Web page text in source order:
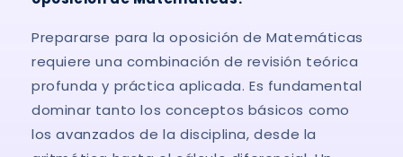
Prepararse para la oposición de Matemáticas
requiere una combinación de revisión teórica
profunda y práctica aplicada. Es fundamental
dominar tanto los conceptos básicos como
los avanzados de la disciplina, desde la